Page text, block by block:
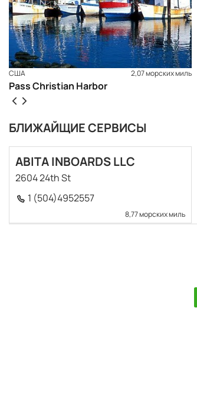
США 2,07 морских миль
Pass Christian Harbor
БЛИЖАЙЩИЕ СЕРВИСЫ
ABITA INBOARDS LLC
2604 24th St
1 (504)4952557
8,77 морских миль